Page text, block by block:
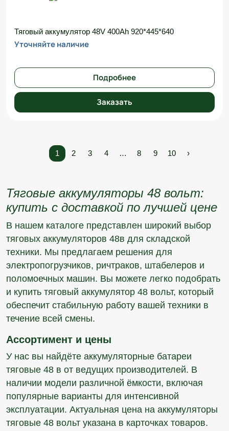
Тяговый аккумулятор 48V 400Ah 920*445*640
Уточняйте наличие
Подробнее
Заказать
1 2 3 4 … 8 9 10 ›
Тяговые аккумуляторы 48 вольт:
купить с доставкой по лучшей цене
В нашем каталоге представлен широкий выбор
тяговых аккумуляторов 48в для складской
техники. Мы предлагаем решения для
электропогрузчиков, ричтраков, штабелеров и
поломоечных машин. Вы можете легко подобрать
и купить тяговый аккумулятор 48 вольт, который
обеспечит стабильную работу вашей техники в
течение всей смены.
Ассортимент и цены
У нас вы найдёте аккумуляторные батареи
тяговые 48 в от ведущих производителей. В
наличии модели различной ёмкости, включая
популярные варианты для интенсивной
эксплуатации. Актуальная цена на аккумуляторы
тяговые 48 вольт указана в карточках товаров.